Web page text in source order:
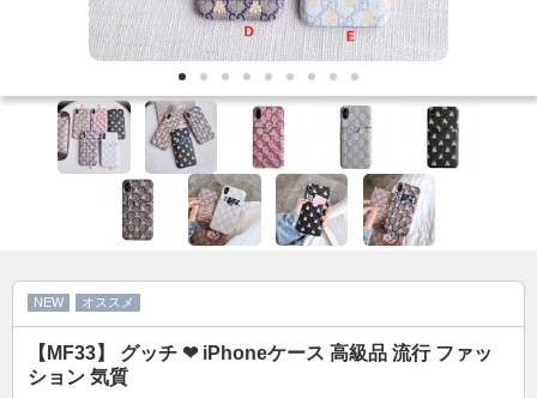
Rakuma iPhone ケース
Rakuma 高品質 財布
iPhoneケース
カップル人気
AirPodsケース
ケースDIY
アクセサリ
セール
FOLLOW US
NEW オススメ
【MF33】 グッチ ❤ iPhoneケース 高級品 流行 ファッ
ション 気質